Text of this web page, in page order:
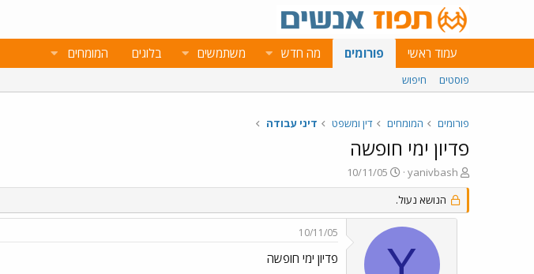
עמוד ראשי פורומים מה חדש משתמשים בלוגים המומחים
פוסטים חיפוש
פורומים המומחים דין ומשפט דיני עבודה
פדיון ימי חופשה
פ
ו
ת
ח
yanivbash
פ
ו
ס
ם
10/11/05
הנושא נעול.
10/11/05
פדיון ימי חופשה